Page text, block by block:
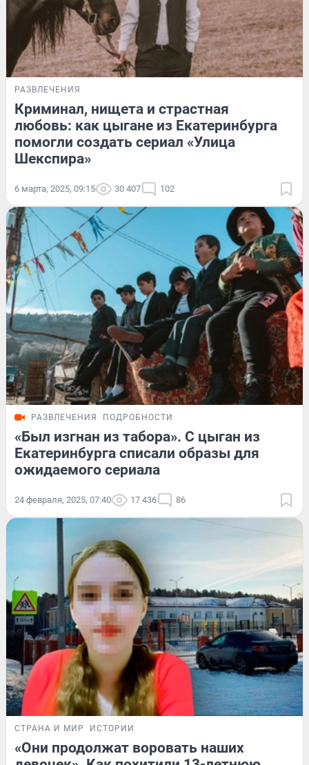
РАЗВЛЕЧЕНИЯ
Криминал, нищета и страстная
любовь: как цыгане из Екатеринбурга
помогли создать сериал «Улица
Шекспира»
6 марта, 2025, 09:15 30 407 102
РАЗВЛЕЧЕНИЯ ПОДРОБНОСТИ
«Был изгнан из табора». С цыган из
Екатеринбурга списали образы для
ожидаемого сериала
24 февраля, 2025, 07:40 17 436 86
СТРАНА И МИР ИСТОРИИ
«Они продолжат воровать наших